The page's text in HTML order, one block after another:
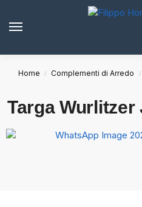
Home / Complementi di Arredo /
Targa Wurlitzer